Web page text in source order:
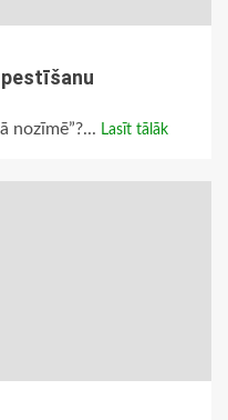
nozīmē”?... Lasīt tālāk